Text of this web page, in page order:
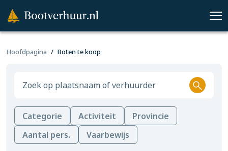
Hoofdpagina Boten te koop
Categorie Activiteit
Provincie
Aantal pers.
Vaarbewijs